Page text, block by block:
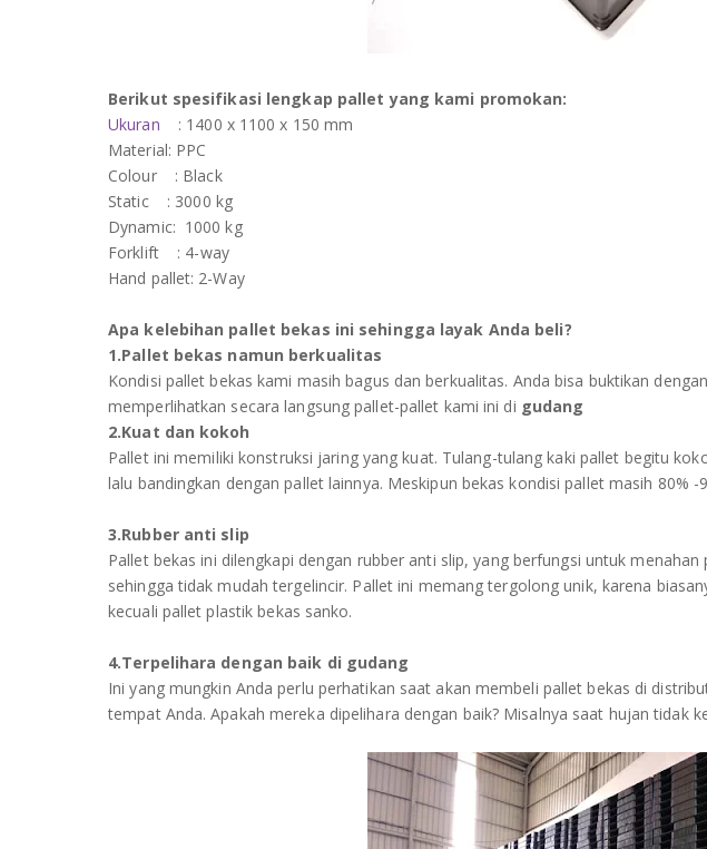
Berikut spesifikasi lengkap pallet yang kami promokan:
Ukuran : 1400 x 1100 x 150 mm
Material: PPC
Colour : Black
Static : 3000 kg
Dynamic: 1000 kg
Forklift : 4-way
Hand pallet: 2-Way
Apa kelebihan pallet bekas ini sehingga layak Anda beli?
1.Pallet bekas namun berkualitas
Kondisi pallet bekas kami masih bagus dan berkualitas. Anda bisa buktikan
memperlihatkan secara langsung pallet-pallet kami ini di gudang
2.Kuat dan kokoh
Pallet ini memiliki konstruksi jaring yang kuat. Tulang-tulang kaki pallet begitu
lalu bandingkan dengan pallet lainnya. Meskipun bekas kondisi pallet masih 80% -
3.Rubber anti slip
Pallet bekas ini dilengkapi dengan rubber anti slip, yang berfungsi untuk
sehingga tidak mudah tergelincir. Pallet ini memang tergolong unik, karena
kecuali pallet plastik bekas sanko.
4.Terpelihara dengan baik di gudang
Ini yang mungkin Anda perlu perhatikan saat akan membeli pallet bekas di
tempat Anda. Apakah mereka dipelihara dengan baik? Misalnya saat hujan tidak